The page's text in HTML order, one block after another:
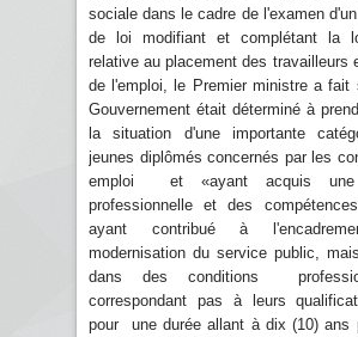
sociale dans le cadre de l'examen
de loi modifiant et complétant la
relative au placement des travailleurs
de l'emploi, le Premier ministre a fait
Gouvernement était déterminé à
la situation d'une importante
jeunes diplômés concernés par les
emploi et «ayant acquis une
professionnelle et des
ayant contribué à
modernisation du service public,
dans des conditions
correspondant pas à leurs
pour une durée allant à dix (10) ans